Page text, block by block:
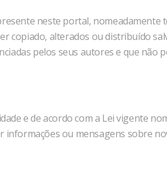
neste portal, nomeadamente
copiado, alterados ou distribuído
pelos seus autores e que não
e de acordo com a Lei vigente
ou mensagens sobre